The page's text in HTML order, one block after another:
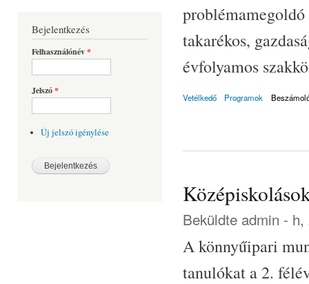
Bejelentkezés
Felhasználónév*
Jelszó*
Új jelszó igénylése
problémamegoldó
takarékos,
évfolyamos
Vetélkedő Programok
Beküldte admin - h,
A könnyűipari
tanulókat a 2.